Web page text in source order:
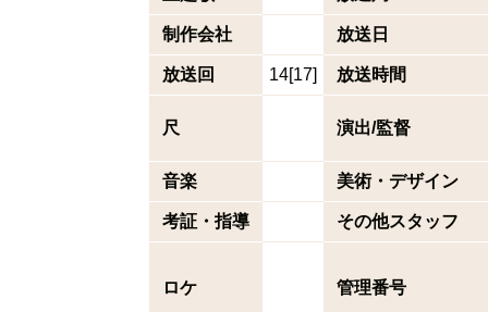
制作会社 放送日
放送回 14[17] 放送時間
尺 演出/監督
音楽 美術・デザイン
考証・指導 その他スタッフ
ロケ 管理番号